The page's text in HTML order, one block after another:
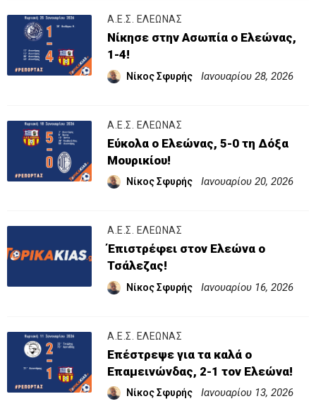
Α.Ε.Σ. ΕΛΕΩΝΑΣ
Νίκησε στην Ασωπία ο Ελεώνας,
1-4!
Νίκος Σφυρής Ιανουαρίου 28, 2026
Α.Ε.Σ. ΕΛΕΩΝΑΣ
Εύκολα ο Ελεώνας, 5-0 τη Δόξα
Μουρικίου!
Νίκος Σφυρής Ιανουαρίου 20, 2026
Α.Ε.Σ. ΕΛΕΩΝΑΣ
Έπιστρέφει στον Ελεώνα ο
Τσάλεζας!
Νίκος Σφυρής Ιανουαρίου 16, 2026
Α.Ε.Σ. ΕΛΕΩΝΑΣ
Επέστρεψε για τα καλά ο
Επαμεινώνδας, 2-1 τον Ελεώνα!
Νίκος Σφυρής Ιανουαρίου 13, 2026